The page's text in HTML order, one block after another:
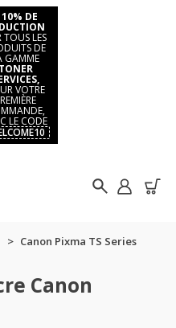
10% DE
TOUS LES
DE
GAMME
TONER
VOTRE
LE CODE
Canon Pixma TS Series
Canon